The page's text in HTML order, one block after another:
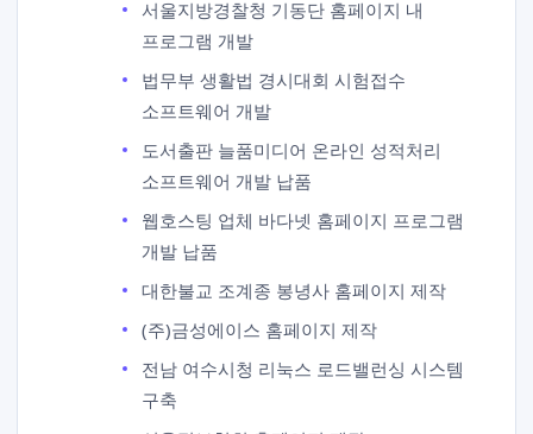
서울지방경찰청 기동단 홈페이지 내
프로그램 개발
법무부 생활법 경시대회 시험접수
소프트웨어 개발
도서출판 늘품미디어 온라인 성적처리
소프트웨어 개발 납품
웹호스팅 업체 바다넷 홈페이지 프로그램
개발 납품
대한불교 조계종 봉녕사 홈페이지 제작
(주)금성에이스 홈페이지 제작
전남 여수시청 리눅스 로드밸런싱 시스템
구축